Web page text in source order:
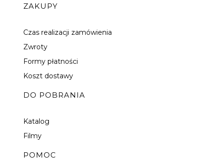
Linki w stopce
ZAKUPY
Czas realizacji zamówienia
Zwroty
Formy płatności
Koszt dostawy
DO POBRANIA
Katalog
Filmy
POMOC